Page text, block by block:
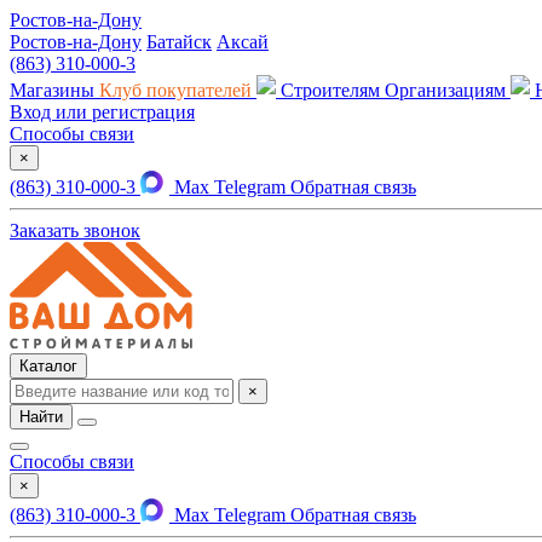
Ростов-на-Дону
Ростов-на-Дону Батайск Аксай
(863) 310-000-3
Магазины Клуб покупателей Строителям Организациям
Вход или регистрация
Способы связи
×
(863) 310-000-3 Max Telegram Обратная связь
Заказать звонок
Каталог
×
Найти
Способы связи
×
(863) 310-000-3 Max Telegram Обратная связь